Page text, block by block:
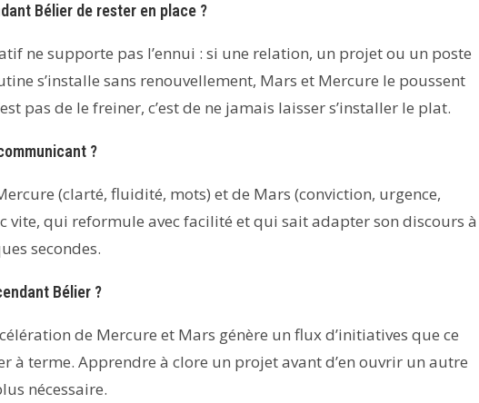
Bélier de rester en place ?
ne supporte pas l’ennui : si une relation, un projet ou un poste
s’installe sans renouvellement, Mars et Mercure le poussent
pas de le freiner, c’est de ne jamais laisser s’installer le plat.
?
(clarté, fluidité, mots) et de Mars (conviction, urgence,
vite, qui reformule avec facilité et qui sait adapter son discours à
secondes.
Bélier ?
de Mercure et Mars génère un flux d’initiatives que ce
à terme. Apprendre à clore un projet avant d’en ouvrir un autre
nécessaire.